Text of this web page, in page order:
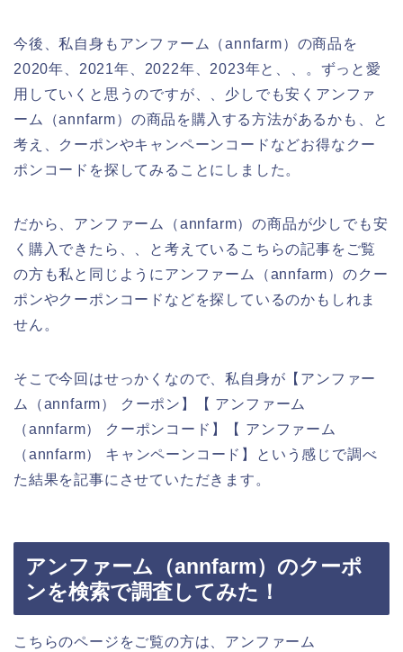
今後、私自身もアンファーム（annfarm）の商品を
2020年、2021年、2022年、2023年と、、。ずっと愛
用していくと思うのですが、、少しでも安くアンファ
ーム（annfarm）の商品を購入する方法があるかも、と
考え、クーポンやキャンペーンコードなどお得なクー
ポンコードを探してみることにしました。
だから、アンファーム（annfarm）の商品が少しでも安
く購入できたら、、と考えているこちらの記事をご覧
の方も私と同じようにアンファーム（annfarm）のクー
ポンやクーポンコードなどを探しているのかもしれま
せん。
そこで今回はせっかくなので、私自身が【アンファー
ム（annfarm） クーポン】【 アンファーム
（annfarm） クーポンコード】【 アンファーム
（annfarm） キャンペーンコード】という感じで調べ
た結果を記事にさせていただきます。
アンファーム（annfarm）のクーポ
ンを検索で調査してみた！
こちらのページをご覧の方は、アンファーム